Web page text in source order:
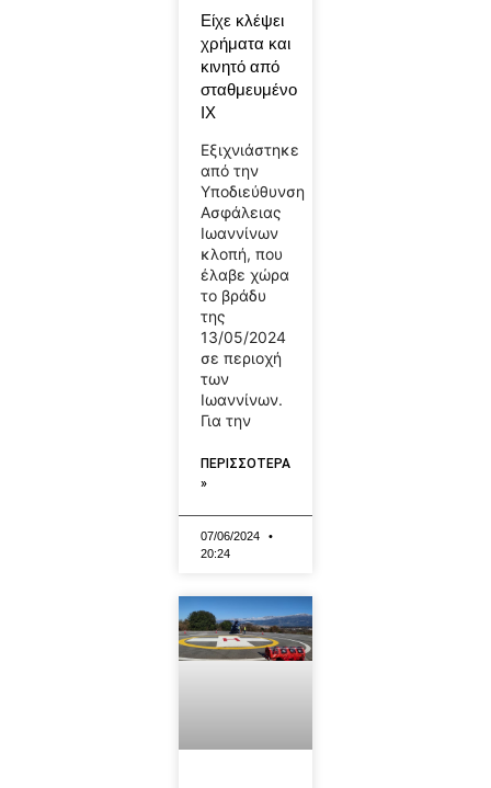
Είχε κλέψει
χρήματα και
κινητό από
σταθμευμένο
ΙΧ
Εξιχνιάστηκε
από την
Υποδιεύθυνση
Ασφάλειας
Ιωαννίνων
κλοπή, που
έλαβε χώρα
το βράδυ
της
13/05/2024
σε περιοχή
των
Ιωαννίνων.
Για την
ΠΕΡΙΣΣΟΤΕΡΑ
»
07/06/2024
20:24